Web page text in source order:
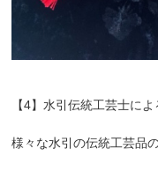
【4】水引伝統工芸士に
様々な水引の伝統工芸品